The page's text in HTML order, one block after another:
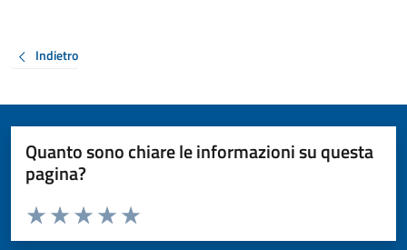
Indietro
Quanto sono chiare le informazioni su questa
pagina?
Valuta da 1 a 5 stelle la pagina
Valuta 5 stelle su 5
Valuta 4 stelle su 5
Valuta 3 stelle su 5
Valuta 2 stelle su 5
Valuta 1 stelle su 5